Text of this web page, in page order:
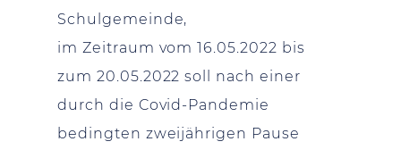
Schulgemeinde,
im Zeitraum vom 16.05.2022 bis
zum 20.05.2022 soll nach einer
durch die Covid-Pandemie
bedingten zweijährigen Pause